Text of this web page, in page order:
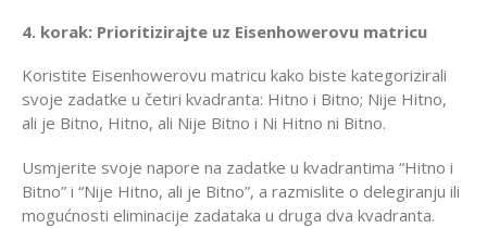
4. korak: Prioritizirajte uz Eisenhowerovu matricu
Koristite Eisenhowerovu matricu kako biste kategorizirali
svoje zadatke u četiri kvadranta: Hitno i Bitno; Nije Hitno,
ali je Bitno, Hitno, ali Nije Bitno i Ni Hitno ni Bitno.
Usmjerite svoje napore na zadatke u kvadrantima “Hitno i
Bitno” i “Nije Hitno, ali je Bitno”, a razmislite o delegiranju ili
mogućnosti eliminacije zadataka u druga dva kvadranta.